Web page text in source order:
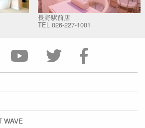
長野駅前店
TEL 026-227-1001
WAVE